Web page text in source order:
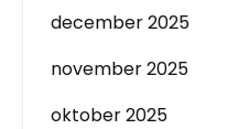
december 2025
november 2025
oktober 2025